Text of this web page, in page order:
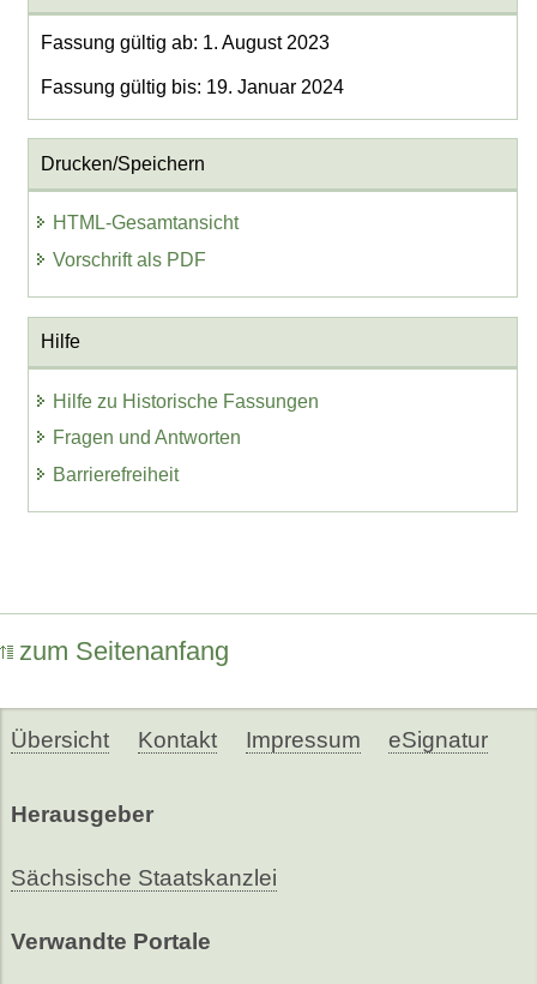
Fassung gültig ab: 1. August 2023
Fassung gültig bis: 19. Januar 2024
Drucken/Speichern
HTML-Gesamtansicht
Vorschrift als PDF
Hilfe
Hilfe zu Historische Fassungen
Fragen und Antworten
Barrierefreiheit
zum Seitenanfang
Übersicht Kontakt Impressum eSignatur
Herausgeber
Sächsische Staatskanzlei
Verwandte Portale